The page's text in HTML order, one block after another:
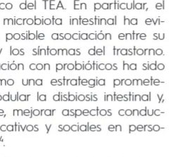
del TEA. En particular, el
intestinal ha evi-
asociación entre su
síntomas del trastorno.
con probióticos ha sido
una estrategia promete-
la disbiosis intestinal y,
mejorar aspectos conduc-
y sociales en perso-